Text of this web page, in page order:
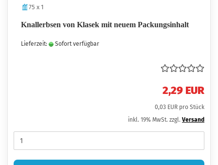
75 x 1
Knallerbsen von Klasek mit neuem Packungsinhalt
Lieferzeit: Sofort verfügbar
2,29 EUR
0,03 EUR pro Stück
inkl. 19% MwSt. zzgl. Versand